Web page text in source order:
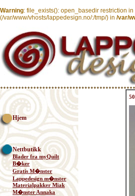
Warning: file_exists(): open_basedir restriction
(/var/www/vhosts/lappedesign.no/:/tmp/) in /var/
Hjem
Nettbutikk
Blader fra myQuilt
B�ker
Gratis M�nster
Lappedesign m�nster
Materialpakker Miak
M�nster Annaka